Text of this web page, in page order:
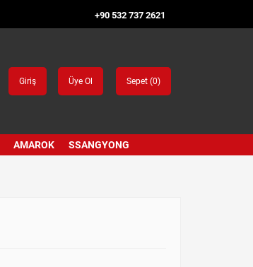
+90 532 737 2621
Giriş Üye Ol Sepet (0)
AMAROK SSANGYONG